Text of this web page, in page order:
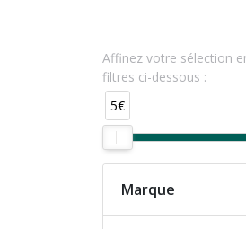
Affinez votre sélection
filtres ci-dessous :
5€
Marque